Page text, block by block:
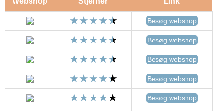
Besøg webshop
Besøg webshop
Besøg webshop
Besøg webshop
Besøg webshop